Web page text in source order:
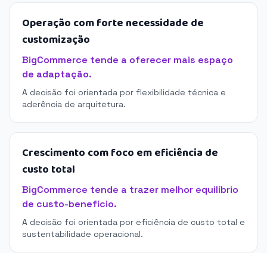
Operação com forte necessidade de
customização
BigCommerce tende a oferecer mais espaço
de adaptação.
A decisão foi orientada por flexibilidade técnica e
aderência de arquitetura.
Crescimento com foco em eficiência de
custo total
BigCommerce tende a trazer melhor equilíbrio
de custo-benefício.
A decisão foi orientada por eficiência de custo total e
sustentabilidade operacional.